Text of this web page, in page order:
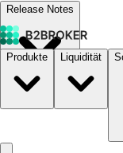
Release Notes
Dokumentation
Produkte Liquidität